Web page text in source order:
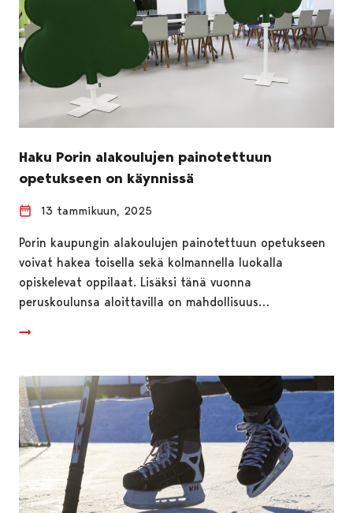
Haku Porin alakoulujen painotettuun
opetukseen on käynnissä
13 tammikuun, 2025
Porin kaupungin alakoulujen painotettuun opetukseen
voivat hakea toisella sekä kolmannella luokalla
opiskelevat oppilaat. Lisäksi tänä vuonna
peruskoulunsa aloittavilla on mahdollisuus…